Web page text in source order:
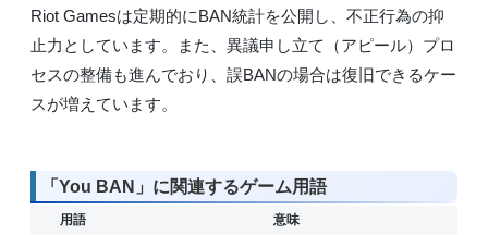
Riot Gamesは定期的にBAN統計を公開し、不正行為の抑
止力としています。また、異議申し立て（アピール）プロ
セスの整備も進んでおり、誤BANの場合は復旧できるケー
スが増えています。
「You BAN」に関連するゲーム用語
用語
意味